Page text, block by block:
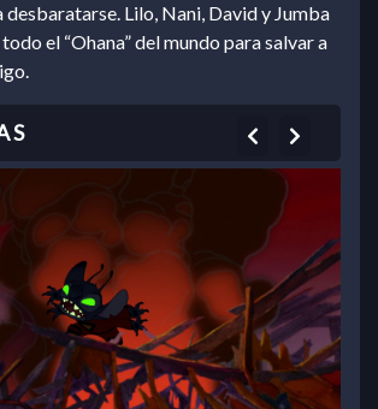
desbaratarse. Lilo, Nani, David y Jumba
el “Ohana” del mundo para salvar a
Previous